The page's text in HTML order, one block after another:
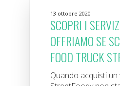
13 ottobre 2020
SCOPRI I
OFFRIAMO SE
FOOD TRUCK
Quando acquisti un